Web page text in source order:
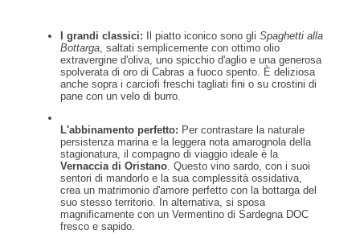
I grandi classici: Il piatto iconico sono gli Spaghetti alla
Bottarga, saltati semplicemente con ottimo olio
extravergine d'oliva, uno spicchio d'aglio e una generosa
spolverata di oro di Cabras a fuoco spento. È deliziosa
anche sopra i carciofi freschi tagliati fini o su crostini di
pane con un velo di burro.
L'abbinamento perfetto: Per contrastare la naturale
persistenza marina e la leggera nota amarognola della
stagionatura, il compagno di viaggio ideale è la
Vernaccia di Oristano. Questo vino sardo, con i suoi
sentori di mandorlo e la sua complessità ossidativa,
crea un matrimonio d'amore perfetto con la bottarga del
suo stesso territorio. In alternativa, si sposa
magnificamente con un Vermentino di Sardegna DOC
fresco e sapido.